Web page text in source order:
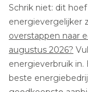
Schrik niet: dit
energievergelijker
overstappen naar
augustus 2026?
energieverbruik
beste